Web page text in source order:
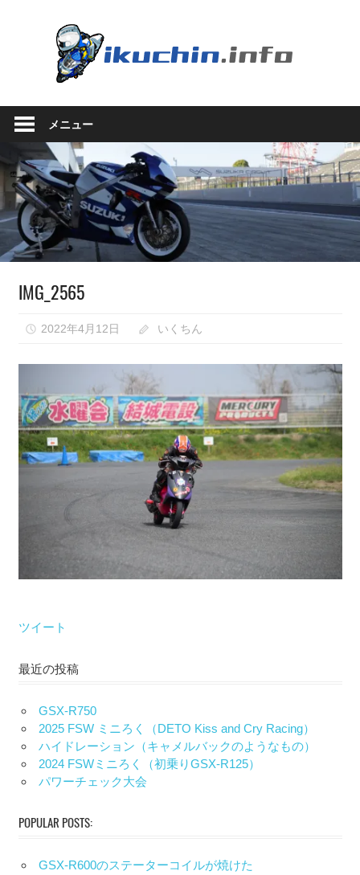
プ
ち
ん
ち
の
ブ
ロ
グ
（モ
ト
ロ
で
メニュー
IMG_2565
2022年4月12日 いくちん
ツイート
最近の投稿
GSX-R750
2025 FSW ミニろく（DETO Kiss and Cry Racing）
ハイドレーション（キャメルバックのようなもの）
2024 FSWミニろく（初乗りGSX-R125）
パワーチェック大会
POPULAR POSTS:
GSX-R600のステーターコイルが焼けた